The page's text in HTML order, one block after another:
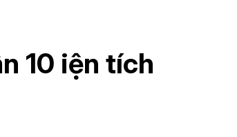
10 iện tích